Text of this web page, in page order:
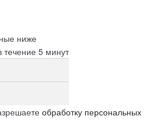
ниже
5 минут
обработку персональных